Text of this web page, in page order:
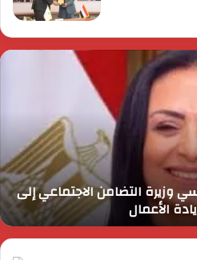
وزيرة التضامن الاجتماعي إلى
الأعمال